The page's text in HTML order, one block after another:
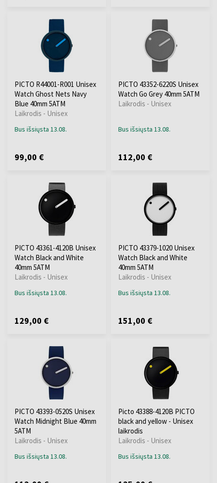
PICTO R44001-R001 Unisex
Watch Ghost Nets Navy
Blue 40mm 5ATM
Laikrodis - Unisex
Bus išsiųsta 13.08.
99,00 €
PICTO 43352-6220S Unisex
Watch Go Grey 40mm 5ATM
Laikrodis - Unisex
Bus išsiųsta 13.08.
112,00 €
PICTO 43361-4120B Unisex
Watch Black and White
40mm 5ATM
Laikrodis - Unisex
Bus išsiųsta 13.08.
129,00 €
PICTO 43379-1020 Unisex
Watch Black and White
40mm 5ATM
Laikrodis - Unisex
Bus išsiųsta 13.08.
151,00 €
PICTO 43393-0520S Unisex
Watch Midnight Blue 40mm
5ATM
Laikrodis - Unisex
Bus išsiųsta 13.08.
Picto 43388-4120B PICTO
black and yellow - Unisex
laikrodis
Laikrodis - Unisex
Bus išsiųsta 13.08.